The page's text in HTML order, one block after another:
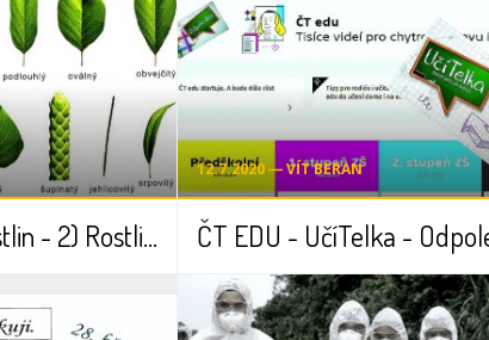
Anatomie a růst rostlin - 2) Rostlinné orgány
12.7.2020 ― VÍT BERAN
ČT EDU - UčíTelka -